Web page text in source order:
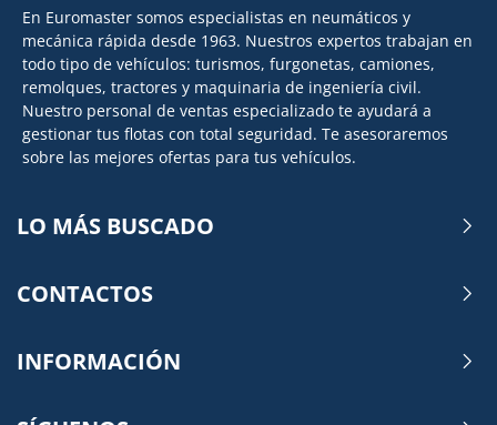
En Euromaster somos especialistas en neumáticos y
mecánica rápida desde 1963. Nuestros expertos trabajan en
todo tipo de vehículos: turismos, furgonetas, camiones,
remolques, tractores y maquinaria de ingeniería civil.
Nuestro personal de ventas especializado te ayudará a
gestionar tus flotas con total seguridad. Te asesoraremos
sobre las mejores ofertas para tus vehículos.
LO MÁS BUSCADO
CONTACTOS
INFORMACIÓN